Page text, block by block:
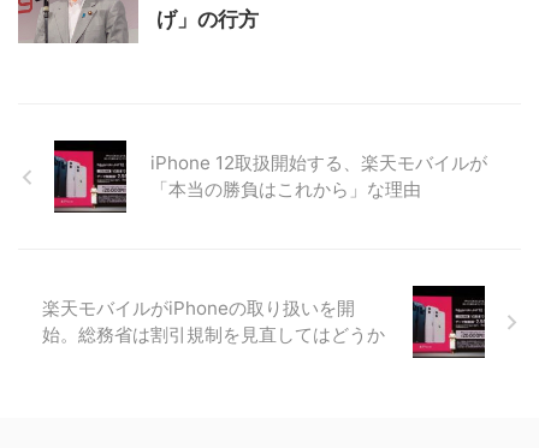
げ」の行方
iPhone 12取扱開始する、楽天モバイルが
「本当の勝負はこれから」な理由
楽天モバイルがiPhoneの取り扱いを開
始。総務省は割引規制を見直してはどうか